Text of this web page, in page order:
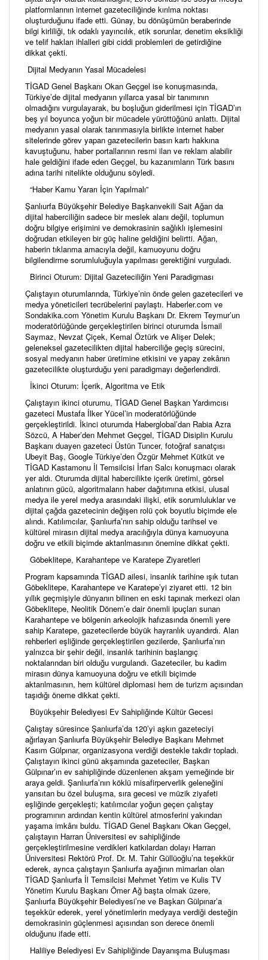
platformlarının internet gazeteciliğinde kırılma noktası
oluşturduğunu ifade etti. Günay, bu dönüşümün beraberinde
bilgi kirliliği, tık odaklı yayıncılık, etik sorunlar, denetim eksikliği
ve telif hakları ihlalleri gibi ciddi problemleri de getirdiğine
dikkat çekti.
Dijital Medyanın Yasal Mücadelesi
TİGAD Genel Başkanı Okan Geçgel ise konuşmasında,
Türkiye’de dijital medyanın yıllarca yasal bir tanımının
olmadığını vurgulayarak, bu boşluğun giderilmesi için TİGAD’ın
beş yıl boyunca yoğun bir mücadele yürüttüğünü anlattı. Dijital
medyanın yasal olarak tanınmasıyla birlikte internet haber
sitelerinde görev yapan gazetecilerin basın kartı hakkına
kavuştuğunu, haber portallarının resmi ilan ve reklam alabilir
hale geldiğini ifade eden Geçgel, bu kazanımların Türk basını
adına tarihi nitelikte olduğunu söyledi.
“Haber Kamu Yararı İçin Yapılmalı”
Şanlıurfa Büyükşehir Belediye Başkanvekili Sait Ağan da
dijital haberciliğin sadece bir meslek alanı değil, toplumun
doğru bilgiye erişimini ve demokrasinin sağlıklı işlemesini
doğrudan etkileyen bir güç haline geldiğini belirtti. Ağan,
haberin tıklanma amacıyla değil, kamuoyunu doğru
bilgilendirme sorumluluğuyla yapılması gerektiğini vurguladı.
Birinci Oturum: Dijital Gazeteciliğin Yeni Paradigması
Çalıştayın oturumlarında, Türkiye’nin önde gelen gazetecileri ve
medya yöneticileri tecrübelerini paylaştı. Haberler.com ve
Sondakika.com Yönetim Kurulu Başkanı Dr. Ekrem Teymur’un
moderatörlüğünde gerçekleştirilen birinci oturumda İsmail
Saymaz, Nevzat Çiçek, Kemal Öztürk ve Alişer Delek;
geleneksel gazetecilikten dijital haberciliğe geçiş sürecini,
sosyal medyanın haber üretimine etkisini ve yapay zekânın
gazetecilikte oluşturduğu yeni paradigmayı değerlendirdi.
İkinci Oturum: İçerik, Algoritma ve Etik
Çalıştayın ikinci oturumu, TİGAD Genel Başkan Yardımcısı
gazeteci Mustafa İlker Yücel’in moderatörlüğünde
gerçekleştirildi. İkinci oturumda Haberglobal’dan Rabia Azra
Sözcü, A Haber’den Mehmet Geçgel, TİGAD Disiplin Kurulu
Başkanı duayen gazeteci Üstün Tuncer, fotoğraf sanatçısı
Ubeyit Baş, Google Türkiye’den Özgür Mehmet Kütküt ve
TİGAD Kastamonu İl Temsilcisi İrfan Salcı konuşmacı olarak
yer aldı. Oturumda dijital habercilikte içerik üretimi, görsel
anlatının gücü, algoritmaların haber dağıtımına etkisi, ulusal
medya ile yerel medya arasındaki ilişki, etik sorumluluklar ve
dijital çağda gazetecinin değişen rolü çok boyutlu biçimde ele
alındı. Katılımcılar, Şanlıurfa’nın sahip olduğu tarihsel ve
kültürel mirasın dijital medya aracılığıyla dünya kamuoyuna
doğru ve etkili biçimde aktarılmasının önemine dikkat çekti.
Göbeklitepe, Karahantepe ve Karatepe Ziyaretleri
Program kapsamında TİGAD ailesi, insanlık tarihine ışık tutan
Göbeklitepe, Karahantepe ve Karatepe’yi ziyaret etti. 12 bin
yıllık geçmişiyle dünyanın bilinen en eski tapınak merkezi olan
Göbeklitepe, Neolitik Dönem’e dair önemli ipuçları sunan
Karahantepe ve bölgenin arkeolojik hafızasında önemli yere
sahip Karatepe, gazetecilerde büyük hayranlık uyandırdı. Alan
rehberleri eşliğinde gerçekleştirilen gezilerde, Şanlıurfa’nın
yalnızca bir şehir değil, insanlık tarihinin başlangıç
noktalarından biri olduğu vurgulandı. Gazeteciler, bu kadim
mirasın dünya kamuoyuna doğru ve etkili biçimde
aktarılmasının, hem kültürel diplomasi hem de turizm açısından
taşıdığı öneme dikkat çekti.
Büyükşehir Belediyesi Ev Sahipliğinde Kültür Gecesi
Çalıştay süresince Şanlıurfa’da 120’yi aşkın gazeteciyi
ağırlayan Şanlıurfa Büyükşehir Belediye Başkanı Mehmet
Kasım Gülpınar, organizasyona verdiği destekle takdir topladı.
Çalıştayın ikinci günü akşamında gazeteciler, Başkan
Gülpınar’ın ev sahipliğinde düzenlenen akşam yemeğinde bir
araya geldi. Şanlıurfa’nın köklü misafirperverlik geleneğini
yansıtan bu özel buluşma, sıra gecesi ve müzik ziyafeti
eşliğinde gerçekleşti; katılımcılar yoğun geçen çalıştay
programının ardından kentin kültürel atmosferini yakından
yaşama imkânı buldu. TİGAD Genel Başkanı Okan Geçgel,
çalıştayın Harran Üniversitesi ev sahipliğinde
gerçekleştirilmesine verdikleri katkılardan dolayı Harran
Üniversitesi Rektörü Prof. Dr. M. Tahir Güllüoğlu’na teşekkür
ederek, ayrıca çalıştayın Şanlıurfa ayağının mimarları olan
TİGAD Şanlıurfa İl Temsilcisi Mehmet Yetim ve Kulis TV
Yönetim Kurulu Başkanı Ömer Ağ başta olmak üzere,
Şanlıurfa Büyükşehir Belediyesi’ne ve Başkan Gülpınar’a
teşekkür ederek, yerel yönetimlerin medyaya verdiği desteğin
demokrasinin güçlenmesi açısından son derece önemli
olduğunu ifade etti.
Haliliye Belediyesi Ev Sahipliğinde Dayanışma Buluşması